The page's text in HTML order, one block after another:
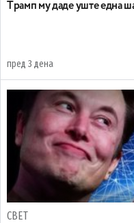
Tрамп му даде уште една
пред 3 дена
СВЕТ